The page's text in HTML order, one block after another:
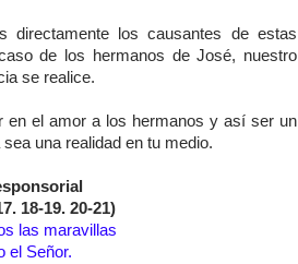
directamente los causantes de estas
de los hermanos de José, nuestro
se realice.
en el amor a los hermanos y así ser un
una realidad en tu medio.
18-19. 20-21)
las maravillas
el Señor.